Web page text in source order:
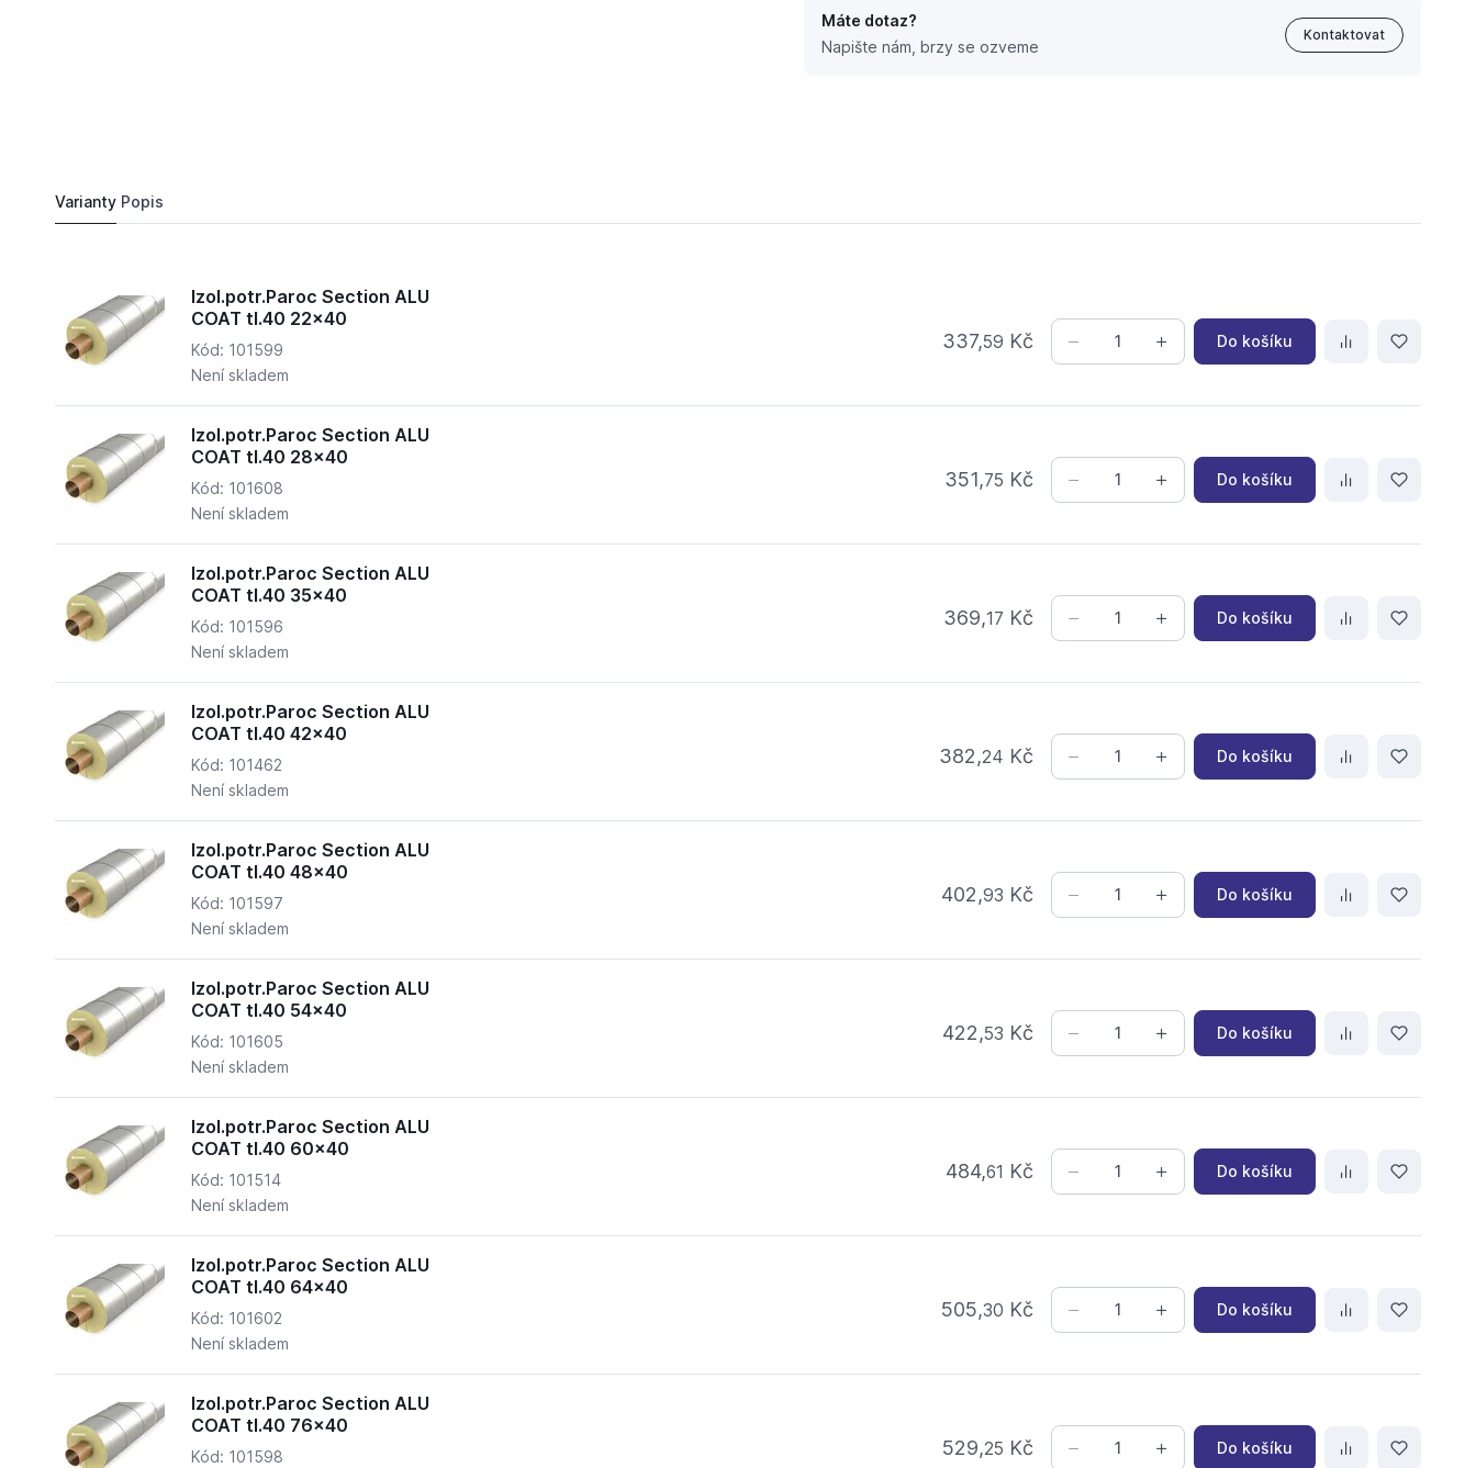
Máte dotaz?
Napište nám, brzy se ozveme
Kontaktovat
Varianty Popis
Izol.potr.Paroc Section ALU
COAT tl.40 22x40
Kód: 101599
Není skladem
337,59 Kč Do košíku
Izol.potr.Paroc Section ALU
COAT tl.40 28x40
Kód: 101608
Není skladem
351,75 Kč Do košíku
Izol.potr.Paroc Section ALU
COAT tl.40 35x40
Kód: 101596
Není skladem
369,17 Kč Do košíku
Izol.potr.Paroc Section ALU
COAT tl.40 42x40
Kód: 101462
Není skladem
382,24 Kč Do košíku
Izol.potr.Paroc Section ALU
COAT tl.40 48x40
Kód: 101597
Není skladem
402,93 Kč Do košíku
Izol.potr.Paroc Section ALU
COAT tl.40 54x40
Kód: 101605
Není skladem
422,53 Kč Do košíku
Izol.potr.Paroc Section ALU
COAT tl.40 60x40
Kód: 101514
Není skladem
484,61 Kč Do košíku
Izol.potr.Paroc Section ALU
COAT tl.40 64x40
Kód: 101602
Není skladem
505,30 Kč Do košíku
Izol.potr.Paroc Section ALU
COAT tl.40 76x40
Kód: 101598
529,25 Kč Do košíku